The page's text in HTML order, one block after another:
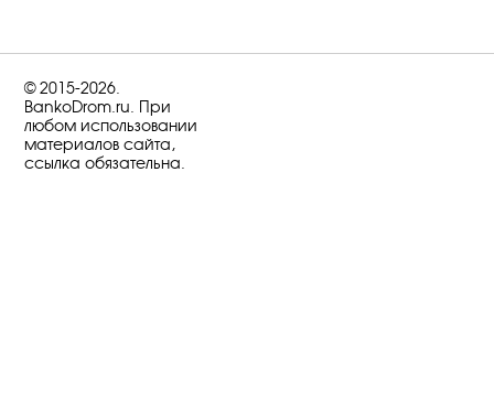
© 2015-2026.
BankoDrom.ru. При
любом использовании
материалов сайта,
ссылка обязательна.